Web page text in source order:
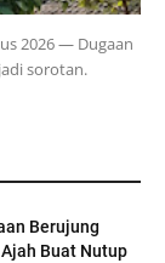
2026 — Dugaan
sorotan.
Berujung
Buat Nutup